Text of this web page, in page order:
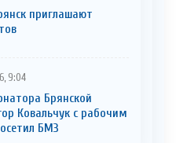
приглaшают
9:04
Брянской
Ковальчук с рабочим
БМЗ